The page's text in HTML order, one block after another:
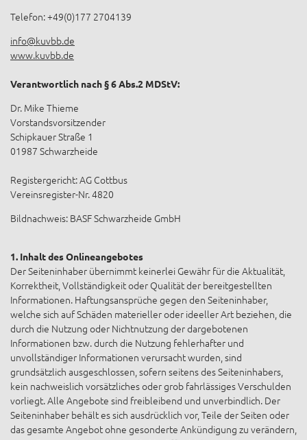
Telefon: +49(0)177 2704139
info@kuvbb.de
www.kuvbb.de
Verantwortlich nach § 6 Abs.2 MDStV:
Dr. Mike Thieme
Vorstandsvorsitzender
Schipkauer Straße 1
01987 Schwarzheide
Registergericht: AG Cottbus
Vereinsregister-Nr. 4820
Bildnachweis: BASF Schwarzheide GmbH
1. Inhalt des Onlineangebotes
Der Seiteninhaber übernimmt keinerlei Gewähr für die Aktualität,
Korrektheit, Vollständigkeit oder Qualität der bereitgestellten
Informationen. Haftungsansprüche gegen den Seiteninhaber,
welche sich auf Schäden materieller oder ideeller Art beziehen, die
durch die Nutzung oder Nichtnutzung der dargebotenen
Informationen bzw. durch die Nutzung fehlerhafter und
unvollständiger Informationen verursacht wurden, sind
grundsätzlich ausgeschlossen, sofern seitens des Seiteninhabers,
kein nachweislich vorsätzliches oder grob fahrlässiges Verschulden
vorliegt. Alle Angebote sind freibleibend und unverbindlich. Der
Seiteninhaber behält es sich ausdrücklich vor, Teile der Seiten oder
das gesamte Angebot ohne gesonderte Ankündigung zu verändern,